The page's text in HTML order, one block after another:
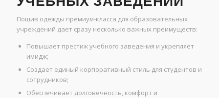
Пошив одежды премиум-класса для образовательных
учреждений дает сразу несколько важных преимуществ:
Повышает престиж учебного заведения и укрепляет
имидж;
Создает единый корпоративный стиль для студентов и
сотрудников;
Обеспечивает долговечность, комфорт и